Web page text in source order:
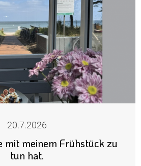
20.7.2026
mit meinem Frühstück zu
tun hat.